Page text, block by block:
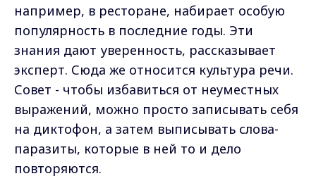
например, в ресторане, набирает особую
популярность в последние годы. Эти
знания дают уверенность, рассказывает
эксперт. Сюда же относится культура речи.
Совет - чтобы избавиться от неуместных
выражений, можно просто записывать себя
на диктофон, а затем выписывать слова-
паразиты, которые в ней то и дело
повторяются.